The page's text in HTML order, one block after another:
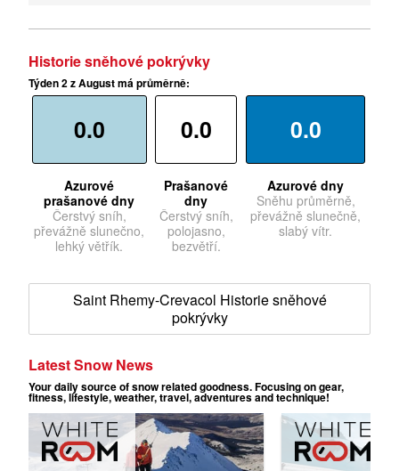
Historie sněhové pokrývky
Týden 2 z August má průměrně:
0.0
Azurové
prašanové dny
Čerstvý sníh,
převážně slunečno,
lehký větřík.
0.0
Prašanové
dny
Čerstvý sníh,
polojasno,
bezvětří.
0.0
Azurové dny
Sněhu průměrně,
převážně slunečně,
slabý vítr.
Saint Rhemy-Crevacol Historie sněhové
pokrývky